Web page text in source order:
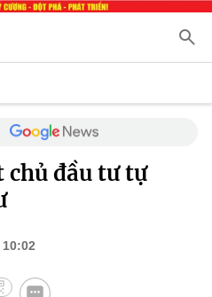
chủ đầu tư tự